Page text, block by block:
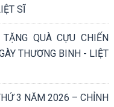
SĨ
QUÀ CỰU CHIẾN
THƯƠNG BINH - LIỆT
3 NĂM 2026 – CHỈNH